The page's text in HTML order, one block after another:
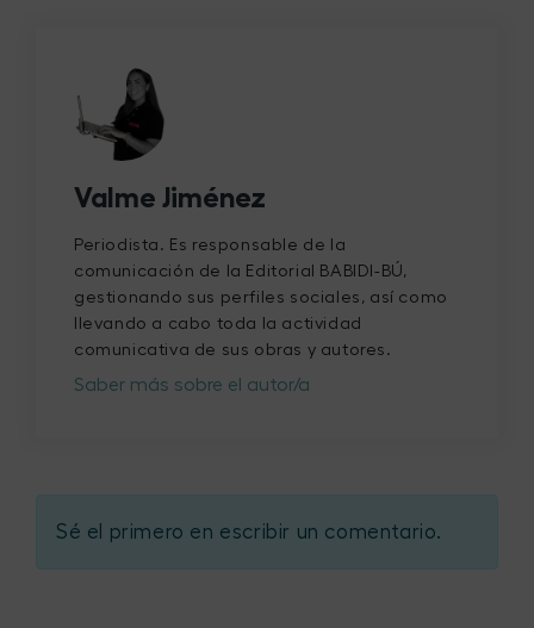
Valme Jiménez
Periodista. Es responsable de la
comunicación de la Editorial BABIDI-BÚ,
gestionando sus perfiles sociales, así como
llevando a cabo toda la actividad
comunicativa de sus obras y autores.
Saber más sobre el autor/a
Sé el primero en escribir un comentario.